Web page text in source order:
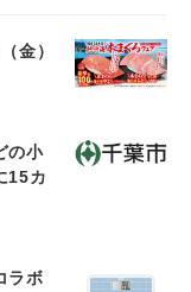
金）
の小
15カ
ラボ